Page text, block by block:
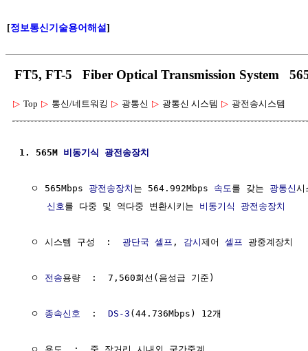
[정보통신기술용어해설]
FT5, FT-5 Fiber Optical Transmission System
▷ Top ▷ 통신/네트워킹 ▷ 광통신 ▷ 광통신 시스템 ▷ 광전송시스템
1. 565M 비동기식 광전송장치
  ㅇ 565Mbps
광전송장치 는 564.992Mbps 속도 를 갖는 광통신시
신호를 다중 및 역다중 변환시키는 비동기식 광전송장치
  ㅇ 시스템 구성  :
광단국 셀프 , 감시제어 셀프 광중계장치
  ㅇ
전송용량  :  7,560회선(음성급 기준)
  ㅇ
종속신호
  :
DS-3 (44.736Mbps) 12개